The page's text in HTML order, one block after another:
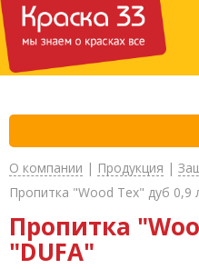
О компании | Продукция |
Пропитка "Wood Tex" дуб 0,9
Пропитка
"DUFA"